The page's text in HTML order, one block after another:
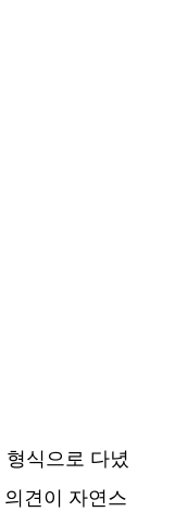
식으로 다녔
견이 자연스